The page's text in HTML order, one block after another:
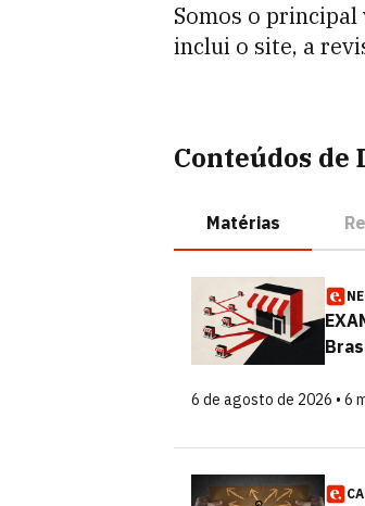
Somos o
inclui o site, a
Conteúdos de
Matérias
6 de agosto de 2026 • 6